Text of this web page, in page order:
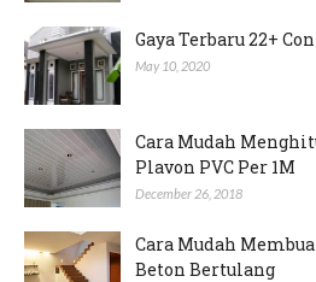
Gaya Terbaru 22+
May 10, 2020
Cara Mudah
Plavon PVC Per 1M
December 26, 2018
Cara Mudah
Beton Bertulang